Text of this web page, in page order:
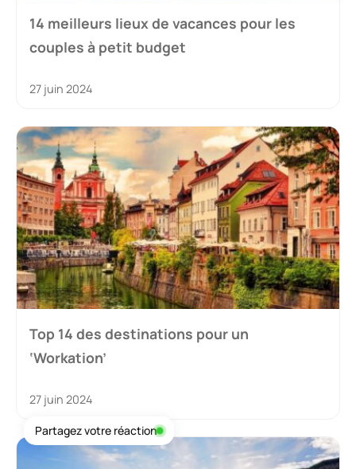
14 meilleurs lieux de vacances pour les
couples à petit budget
27 juin 2024
Top 14 des destinations pour un
‘Workation’
27 juin 2024
Partagez votre réaction